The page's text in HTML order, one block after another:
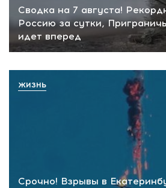
Сводка на 7 августа!
Россию за сутки,
идет вперед
Срочно! Взрывы в
ЖИЗНЬ